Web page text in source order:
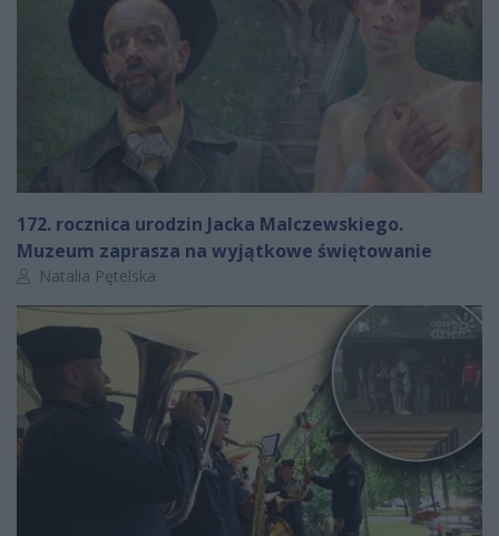
172. rocznica urodzin Jacka Malczewskiego.
Muzeum zaprasza na wyjątkowe świętowanie
Autor artykułu:
Natalia Pętelska